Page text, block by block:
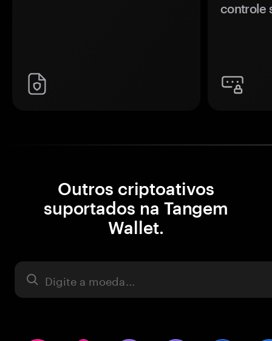
controle
Outros criptoativos
suportados na Tangem
Wallet.
Ativo